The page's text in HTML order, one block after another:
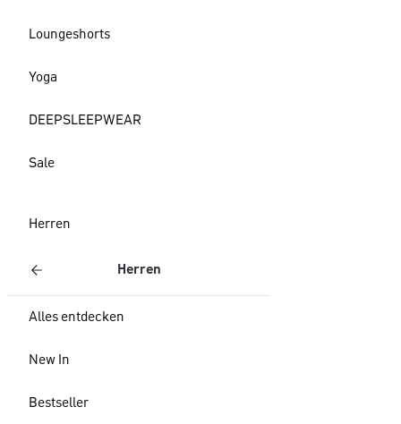
Loungeshorts
Yoga
DEEPSLEEPWEAR
Sale
Herren
Herren
Alles entdecken
New In
Bestseller